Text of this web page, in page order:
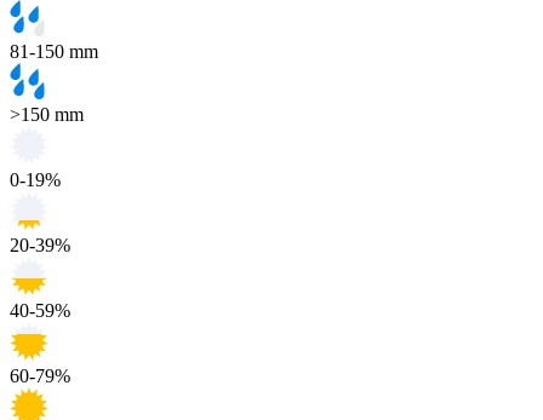
81-150 mm
>150 mm
0-19%
20-39%
40-59%
60-79%